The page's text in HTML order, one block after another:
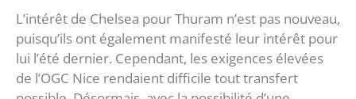
L’intérêt de Chelsea pour Thuram n’est pas nouveau,
puisqu’ils ont également manifesté leur intérêt pour
lui l’été dernier. Cependant, les exigences élevées
de l’OGC Nice rendaient difficile tout transfert